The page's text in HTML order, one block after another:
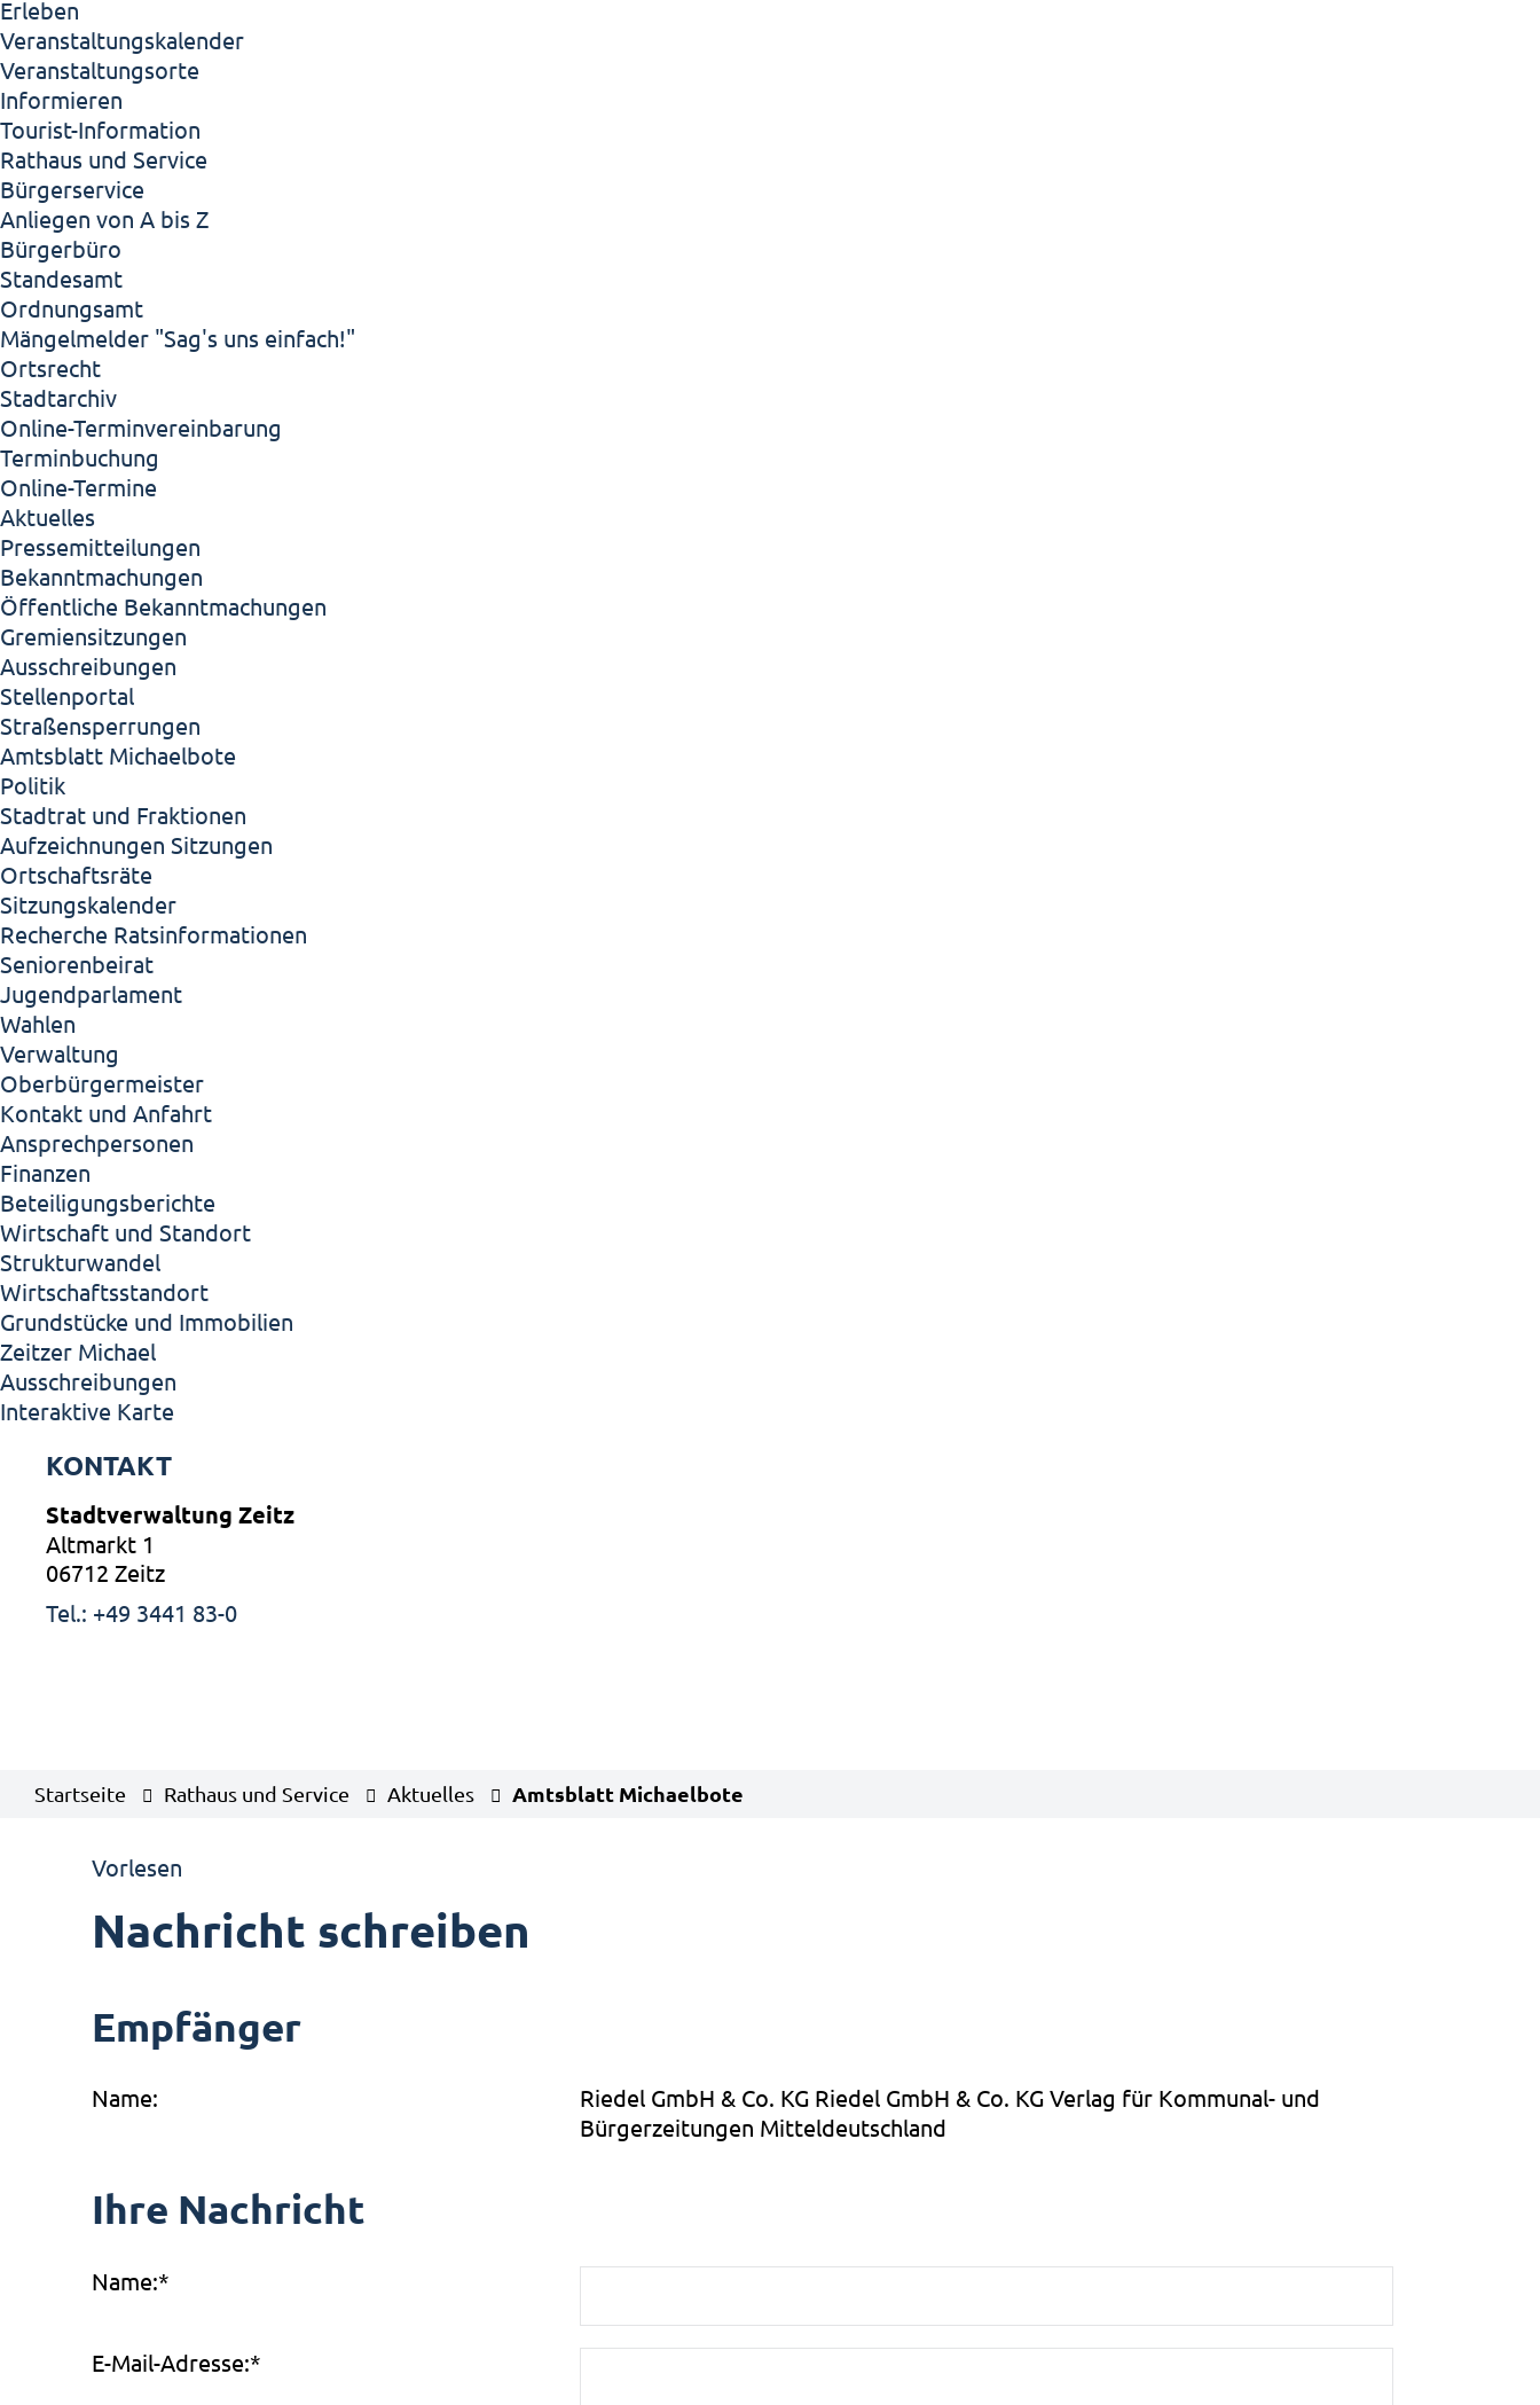
Erleben
Veranstaltungskalender
Veranstaltungsorte
Informieren
Tourist-Information
Rathaus und Service
Bürgerservice
Anliegen von A bis Z
Bürgerbüro
Standesamt
Ordnungsamt
Mängelmelder "Sag's uns einfach!"
Ortsrecht
Stadtarchiv
Online-Terminvereinbarung
Terminbuchung
Online-Termine
Aktuelles
Pressemitteilungen
Bekanntmachungen
Öffentliche Bekanntmachungen
Gremiensitzungen
Ausschreibungen
Stellenportal
Straßensperrungen
Amtsblatt Michaelbote
Politik
Stadtrat und Fraktionen
Aufzeichnungen Sitzungen
Ortschaftsräte
Sitzungskalender
Recherche Ratsinformationen
Seniorenbeirat
Jugendparlament
Wahlen
Verwaltung
Oberbürgermeister
Kontakt und Anfahrt
Ansprechpersonen
Finanzen
Beteiligungsberichte
Wirtschaft und Standort
Strukturwandel
Wirtschaftsstandort
Grundstücke und Immobilien
Zeitzer Michael
Ausschreibungen
Interaktive Karte
KONTAKT
Stadtverwaltung Zeitz
Altmarkt 1
06712 Zeitz
Tel.: +49 3441 83-0
Startseite Rathaus und Service Aktuelles Amtsblatt Michaelbote
Vorlesen
Nachricht schreiben
Empfänger
Name:
Riedel GmbH & Co. KG Riedel GmbH & Co. KG Verlag für Kommunal- und
Bürgerzeitungen Mitteldeutschland
Ihre Nachricht
Name:*
E-Mail-Adresse:*